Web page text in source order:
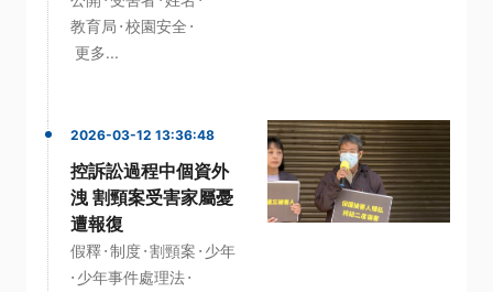
教育局 ·校園安全 ·
更多...
2026-03-12 13:36:48
控訴訟過程中個資外
洩 割頸案受害家屬憂
遭報復
假釋·制度·割頸案 · 少年
· 少年事件處理法·